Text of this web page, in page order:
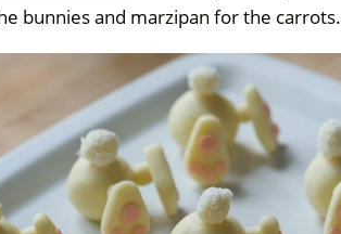
bunnies and marzipan for the carrots.